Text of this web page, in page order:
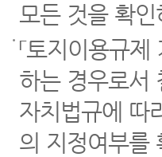
모든 것을 확
「토지이용규
하는 경우로서
자치법규에 따
의 지정여부를